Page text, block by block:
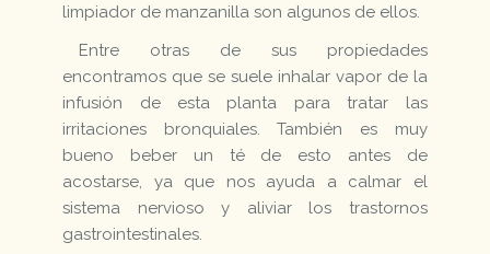
limpiador de manzanilla son algunos de ellos.
Entre otras de sus propiedades
encontramos que se suele inhalar vapor de la
infusión de esta planta para tratar las
irritaciones bronquiales. También es muy
bueno beber un té de esto antes de
acostarse, ya que nos ayuda a calmar el
sistema nervioso y aliviar los trastornos
gastrointestinales.